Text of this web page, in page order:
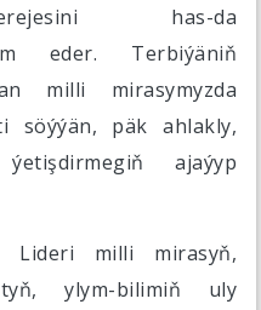
has-da
eder. Terbiýäniň
milli mirasymyzda
söýýän, päk ahlakly,
ajaýyp
Lideri milli mirasyň,
ylym-bilimiň uly